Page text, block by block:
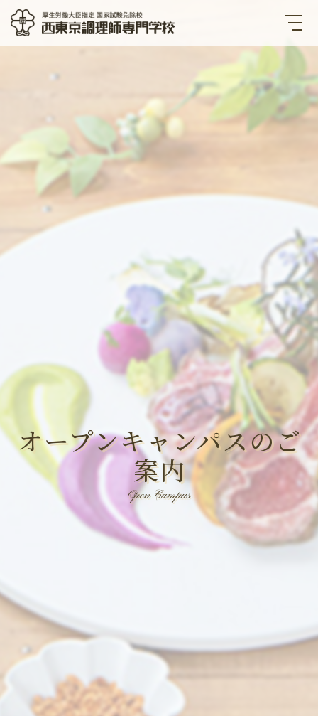
オープンキャンパスのご
案内
Open Campus